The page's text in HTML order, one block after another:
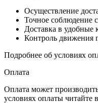
Осуществление
Точное соблюдение
Доставка в удобные
Контроль движения
Подробнее об условиях
Оплата
Оплата может
условиях оплаты читайте